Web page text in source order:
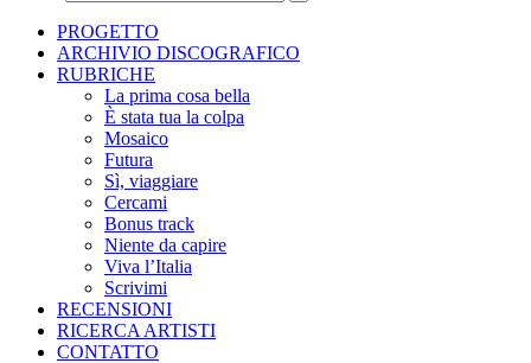
PROGETTO
ARCHIVIO DISCOGRAFICO
RUBRICHE
La prima cosa bella
È stata tua la colpa
Mosaico
Futura
Sì, viaggiare
Cercami
Bonus track
Niente da capire
Viva l’Italia
Scrivimi
RECENSIONI
RICERCA ARTISTI
CONTATTO